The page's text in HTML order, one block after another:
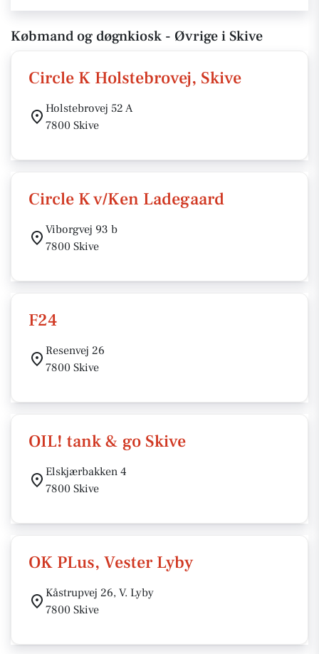
Købmand og døgnkiosk - Øvrige i Skive
Circle K Holstebrovej, Skive
Holstebrovej 52 A
7800 Skive
Circle K v/Ken Ladegaard
Viborgvej 93 b
7800 Skive
F24
Resenvej 26
7800 Skive
OIL! tank & go Skive
Elskjærbakken 4
7800 Skive
OK PLus, Vester Lyby
Kåstrupvej 26, V. Lyby
7800 Skive